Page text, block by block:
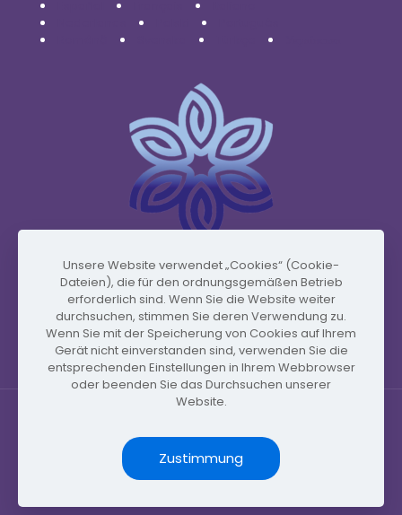
www.vidafyglobal.com
© Copyright 2026 by Vidafy.blog
Unsere Website verwendet „Cookies“ (Cookie-
Dateien), die für den ordnungsgemäßen Betrieb
erforderlich sind. Wenn Sie die Website weiter
durchsuchen, stimmen Sie deren Verwendung zu.
Wenn Sie mit der Speicherung von Cookies auf Ihrem
Gerät nicht einverstanden sind, verwenden Sie die
entsprechenden Einstellungen in Ihrem Webbrowser
oder beenden Sie das Durchsuchen unserer
Website.
Zustimmung